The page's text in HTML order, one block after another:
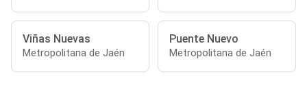
Viñas Nuevas
Metropolitana de Jaén
Puente Nuevo
Metropolitana de Jaén